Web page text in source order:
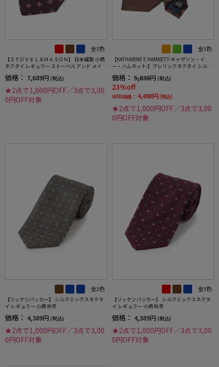
全3色
【ＳＴＯＶＥＬ＆ＭＡＳＯＮ】 日本縫製 小柄
ネクタイ レギュラー ストーベル アンド メイソ
ン 春夏
価格： 7,689円 (税込)
★2点で1,000円OFF／3点で3,00
0円OFF対象
全3色
【KATHARINE E HAMNETT-キャサリン・イ
ー・ハムネット-】クレリックネクタイ シルク
100％ ストライプ×ペイズリー 秋冬
価格： 5,830円 (税込)
23%off
WEB価格： 4,490円 (税込)
★2点で1,000円OFF／3点で3,00
0円OFF対象
全3色
【リッケンバッカー】 シルクミックスネクタ
イ レギュラー 小柄 秋冬
価格： 4,389円 (税込)
★2点で1,000円OFF／3点で3,00
0円OFF対象
全3色
【リッケンバッカー】 シルクミックスネクタ
イ レギュラー 小柄 秋冬
価格： 4,389円 (税込)
★2点で1,000円OFF／3点で3,00
0円OFF対象